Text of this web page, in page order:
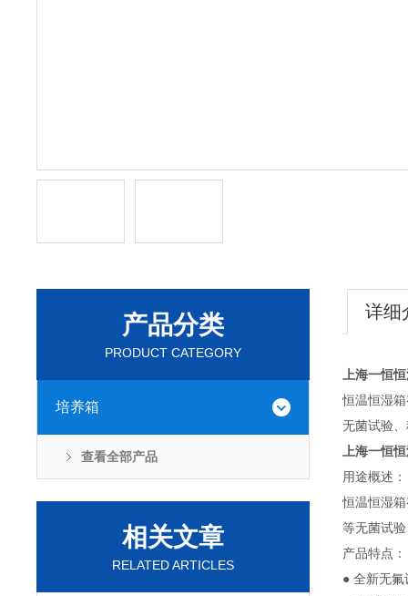
产品分类
PRODUCT CATEGORY
培养箱
查看全部产品
相关文章
RELATED ARTICLES
详细
上海一恒
恒温恒湿
无菌试验
上海一恒
用途概述：
恒温恒湿
等无菌试
产品特点：
● 全新无